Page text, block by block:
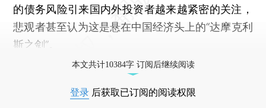
的债务风险引来国内外投资者越来越紧密的关注，
悲观者甚至认为这是悬在中国经济头上的“达摩克利
斯之剑”。
本文共计10384字 订阅后继续阅读
登录 后获取已订阅的阅读权限